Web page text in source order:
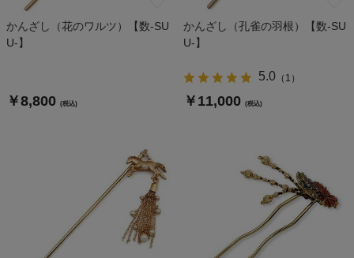
かんざし（花のワルツ）【数-SU
U-】
￥8,800 (税込)
かんざし（孔雀の羽根）【数-SU
U-】
5.0（ 1 ）
￥11,000 (税込)